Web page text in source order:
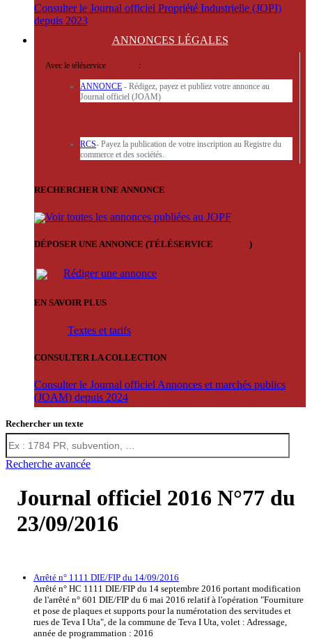
Consulter le Journal officiel Propriété Industrielle (JOPI)
depuis 2023
ANNONCES LÉGALES
Avec le téléservice :
ANNONCE - Rédigez, payez et publiez votre annonce au
Journal officiel (JOAM)
RCS- Payez la publication de votre inscription au Registre du
commerce et des sociétés.
RECHERCHER UNE ANNONCE
Voir toutes les annonces publiées au JOPF
DÉPOSER UNE ANNONCE (TÉLÉSERVICE )
Rédiger une annonce
EN SAVOIR PLUS
Textes et tarifs
CONSULTER LA COLLECTION
Consulter le Journal officiel Annonces et marchés publics
(JOAM) depuis 2024
Rechercher un texte
Recherche avancée
Journal officiel 2016 N°77 du
23/09/2016
Arrêté n° 1111 DIE/FIP du 14/09/2016
Arrêté n° HC 1111 DIE/FIP du 14 septembre 2016 portant modification
de l'arrêté n° 601 DIE/FIP du 6 mai 2016 relatif à l'opération "Fourniture
et pose de plaques et supports pour la numérotation des servitudes et
rues de Teva I Uta", de la commune de Teva I Uta, volet : Adressage,
année de programmation : 2016